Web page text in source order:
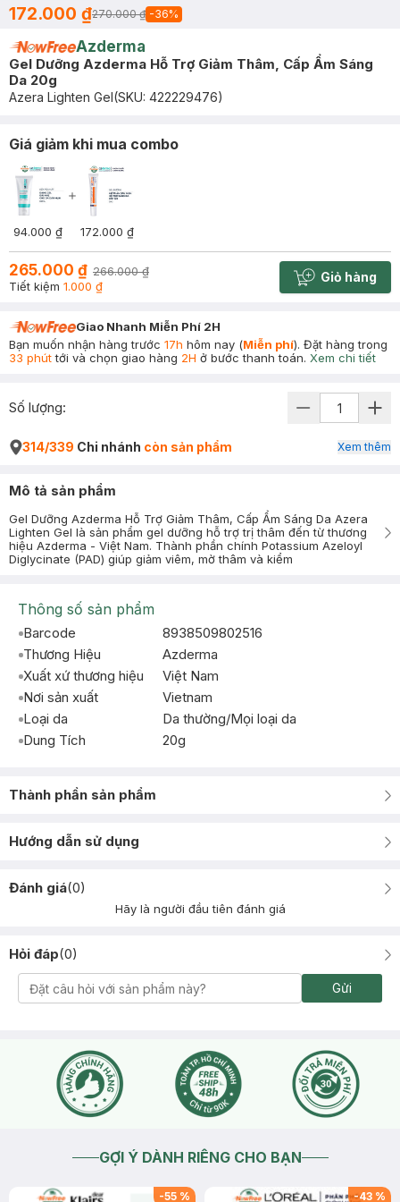
172.000 ₫270.000 ₫ -36%
Azderma
Gel Dưỡng Azderma Hỗ Trợ Giảm Thâm, Cấp Ẩm Sáng
Da 20g
Azera Lighten Gel(SKU: 422229476)
Giá giảm khi mua combo
94.000 ₫ 172.000 ₫
265.000 ₫ 266.000 ₫
Tiết kiệm 1.000 ₫ Cart plus
Giỏ hàng
Giao Nhanh Miễn Phí 2H
Bạn muốn nhận hàng trước 17h hôm nay (Miễn phí). Đặt hàng trong
33 phúttới và chọn giao hàng 2H ở bước thanh toán. Xem chi tiết
Số lượng:
314/339 Chi nhánh còn sản phẩm Xem thêm
Mô tả sản phẩm
Gel Dưỡng Azderma Hỗ Trợ Giảm Thâm, Cấp Ẩm Sáng Da Azera
Lighten Gel là sản phẩm gel dưỡng hỗ trợ trị thâm đến từ thương
hiệu Azderma - Việt Nam. Thành phần chính Potassium Azeloyl
Diglycinate (PAD) giúp giảm viêm, mờ thâm và kiểm
Thông số sản phẩm
Barcode
8938509802516
Thương Hiệu
Azderma
Xuất xứ thương hiệu
Việt Nam
Nơi sản xuất
Vietnam
Loại da
Da thường/Mọi loại da
Dung Tích
20g
Thành phần sản phẩm
Hướng dẫn sử dụng
Đánh giá(0)
Hãy là người đầu tiên đánh giá
Hỏi đáp(0)
Gửi
GỢI Ý DÀNH RIÊNG CHO BẠN
-55 % -43 %